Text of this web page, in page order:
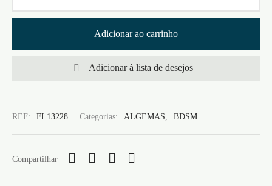
Adicionar ao carrinho
Adicionar à lista de desejos
REF: FL13228 Categorias: ALGEMAS BDSM
Compartilhar